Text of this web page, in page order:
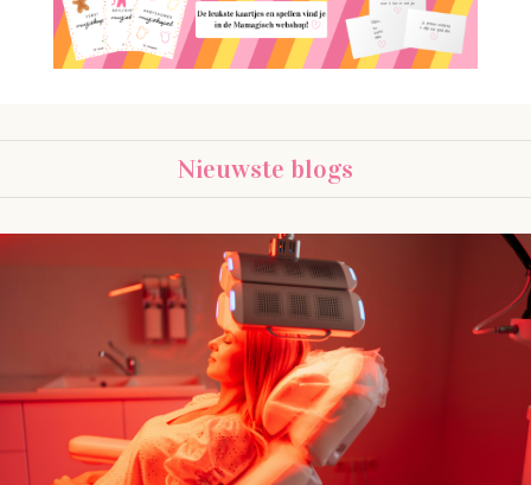
Nieuwste blogs